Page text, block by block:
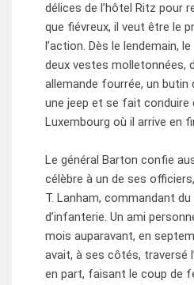
délices de l’hôtel Ritz pour
que fiévreux, il veut être le
l’action. Dès le lendemain,
deux vestes molletonnées,
allemande fourrée, un butin
une jeep et se fait conduire
Luxembourg où il arrive en
Le général Barton confie
célèbre à un de ses
T. Lanham, commandant
d’infanterie. Un ami
mois auparavant, en
avait, à ses côtés, traversé
en part, faisant le coup de